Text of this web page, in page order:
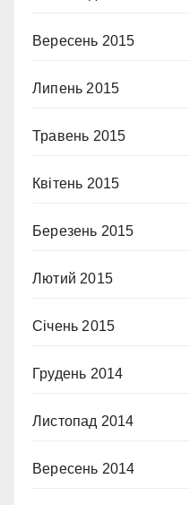
Вересень 2015
Липень 2015
Травень 2015
Квітень 2015
Березень 2015
Лютий 2015
Січень 2015
Грудень 2014
Листопад 2014
Вересень 2014